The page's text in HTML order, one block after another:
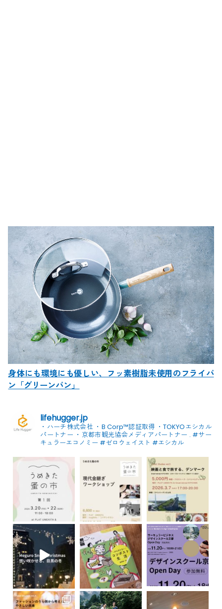
身体にも環境にも優しい、フッ素樹脂未使用のフライパ
ン「グリーンパン」
lifehugger.jp
・ハーチ株式会社 ・B Corp™認証取得 ・TOKYOエシカル
パートナー ・京都市観光協会メディアパートナー . #サー
キュラーエコノミー #ゼロウェイスト #エシカル